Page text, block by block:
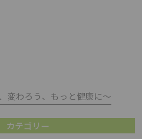
変わろう、もっと健康に～
カテゴリー